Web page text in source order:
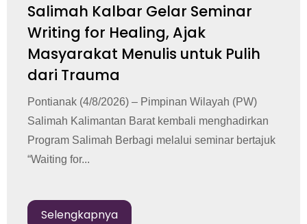
Salimah Kalbar Gelar Seminar
Writing for Healing, Ajak
Masyarakat Menulis untuk Pulih
dari Trauma
Pontianak (4/8/2026) – Pimpinan Wilayah (PW)
Salimah Kalimantan Barat kembali menghadirkan
Program Salimah Berbagi melalui seminar bertajuk
“Waiting for...
Selengkapnya